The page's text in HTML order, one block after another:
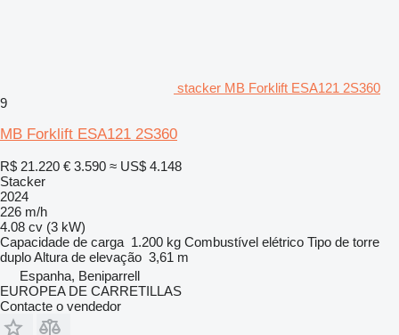
stacker MB Forklift ESA121 2S360
9
MB Forklift ESA121 2S360
R$ 21.220 € 3.590 ≈ US$ 4.148
Stacker
2024
226 m/h
4.08 cv (3 kW)
Capacidade de carga 1.200 kg Combustível elétrico Tipo de torre
duploAltura de elevação 3,61 m
Espanha, Beniparrell
EUROPEA DE CARRETILLAS
Contacte o vendedor